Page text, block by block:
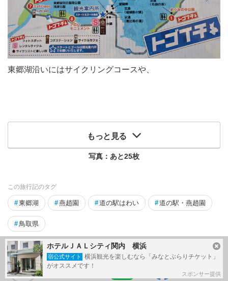
東郷湖沿いにはサイクリングコースや、
もっと見る
写真：あと25枚
この旅行記のタグ
#東郷湖 #燕趙園 #道の駅はわい #道の駅・燕趙園
#鳥取県
47
ホテルＪＡＬシティ関内 横浜
宿公式サイト
横浜観光を楽しむなら「みなとぶらりチケット」
がオススメです！
スポンサー提供